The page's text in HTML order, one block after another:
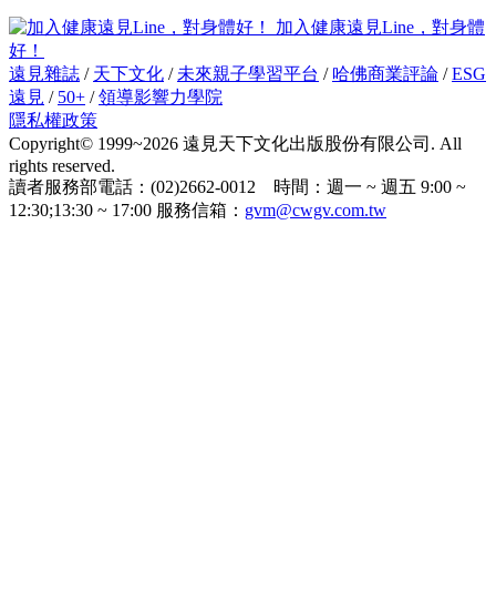
加入健康遠見Line，對身體
好！
遠見雜誌 / 天下文化 /未來親子學習平台 / 哈佛商業評論 /ESG
遠見 / 50+ /領導影響力學院
隱私權政策
Copyright© 1999~2026 遠見天下文化出版股份有限公司. All
rights reserved.
讀者服務部電話：(02)2662-0012 時間：週一 ~ 週五 9:00 ~
12:30;13:30 ~ 17:00 服務信箱： gvm@cwgv.com.tw